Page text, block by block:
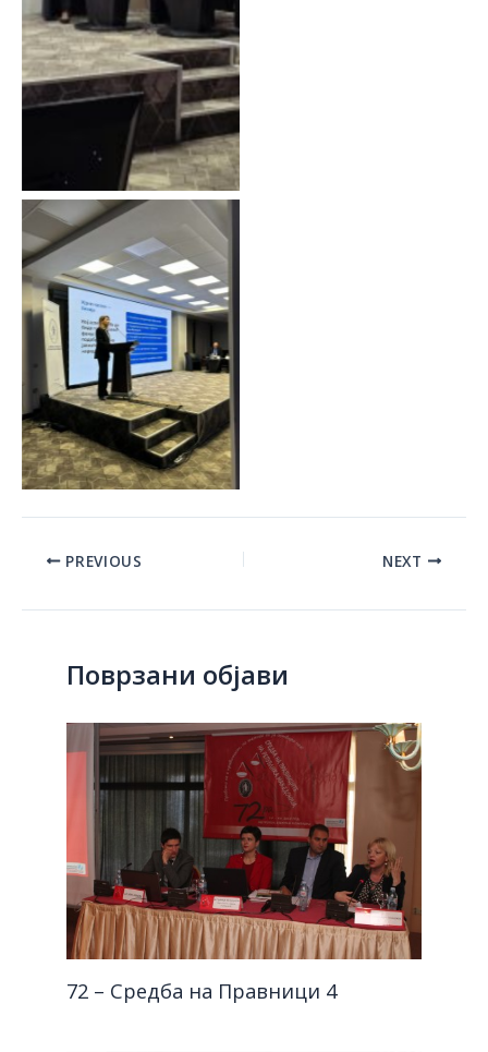
PostPREVIOUS NEXT
Поврзани објави
72 – Средба на Правници 4